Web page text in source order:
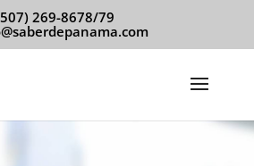
269-8678/79